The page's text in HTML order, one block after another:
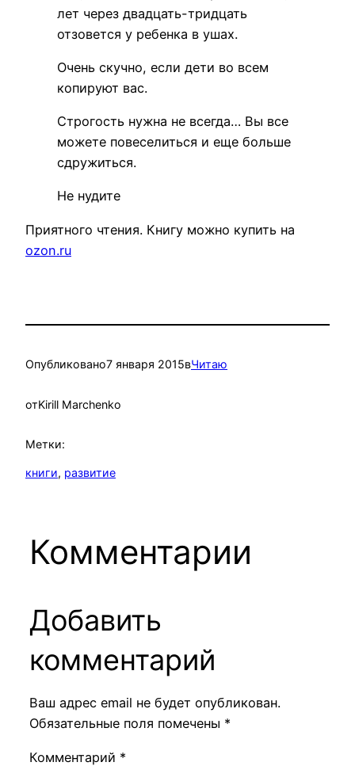
лет через двадцать-тридцать
отзовется у ребенка в ушах.
Очень скучно, если дети во всем
копируют вас.
Строгость нужна не всегда… Вы все
можете повеселиться и еще больше
сдружиться.
Не нудите
Приятного чтения. Книгу можно купить на
ozon.ru
Опубликовано7 января 2015вЧитаю
отKirill Marchenko
Метки:
книги, развитие
Комментарии
Добавить
комментарий
Ваш адрес email не будет опубликован.
Обязательные поля помечены *
Комментарий *